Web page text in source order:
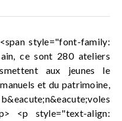
style="font-family:
ce sont 280 ateliers
aux jeunes le
et du patrimoine,
p> <p style="text-align: